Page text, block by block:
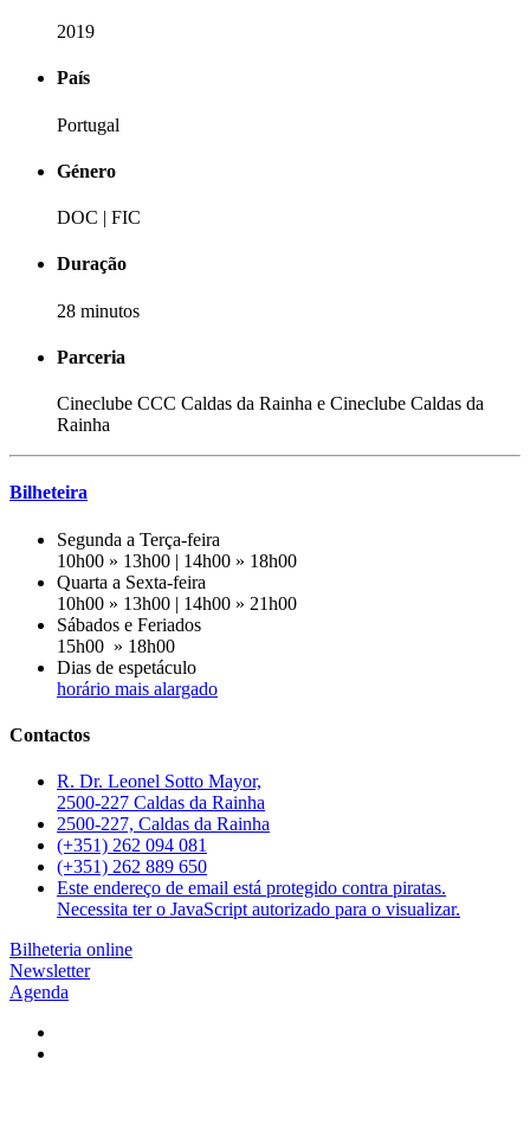
2019
País
Portugal
Género
DOC | FIC
Duração
28 minutos
Parceria
Cineclube CCC Caldas da Rainha e Cineclube Caldas da
Rainha
Bilheteira
Segunda a Terça-feira
10h00 » 13h00 | 14h00 » 18h00
Quarta a Sexta-feira
10h00 » 13h00 | 14h00 » 21h00
Sábados e Feriados
15h00 » 18h00
Dias de espetáculo
horário mais alargado
Contactos
R. Dr. Leonel Sotto Mayor,
2500-227 Caldas da Rainha
2500-227, Caldas da Rainha
(+351) 262 094 081
(+351) 262 889 650
Este endereço de email está protegido contra piratas.
Necessita ter o JavaScript autorizado para o visualizar.
Bilheteria online
Newsletter
Agenda